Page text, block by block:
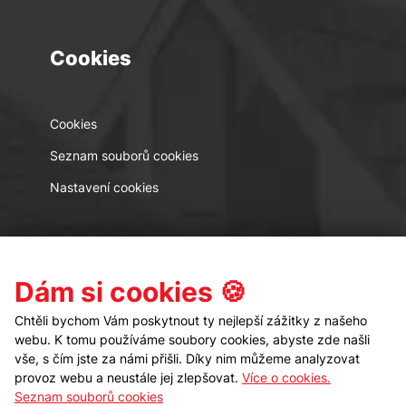
Cookies
Cookies
Seznam souborů cookies
Nastavení cookies
Kontakt Sledujte nás
Dám si cookies 🍪
Chtěli bychom Vám poskytnout ty nejlepší zážitky z našeho
webu. K tomu používáme soubory cookies, abyste zde našli
vše, s čím jste za námi přišli. Díky nim můžeme analyzovat
provoz webu a neustále jej zlepšovat. Více o cookies.
Seznam souborů cookies